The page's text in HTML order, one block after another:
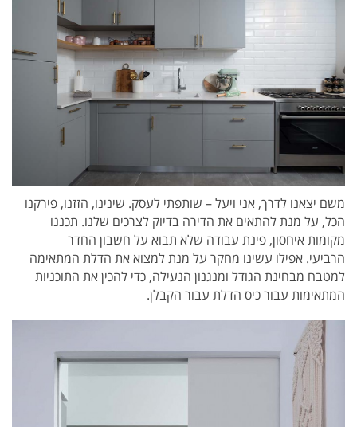
משם יצאנו לדרך, אני ויעל – שותפתי לעסק. שינינו, הזזנו, פירקנו
הכל, על מנת להתאים את הדירה בדיוק לצרכים שלנו. תכננו
מקומות איחסון, פינת עבודה שלא תבוא על חשבון החדר
הרביעי. אפילו עשינו מחקר על מנת למצוא את הדלת המתאימה
למטבח מבחינת הגודל ומנגנון הנעילה, כדי להכין את התוכניות
המתאימות עבור כיס הדלת עבור הקבלן.